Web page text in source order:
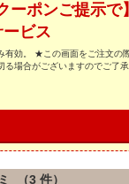
ーポンご提示で】
ービス
有効。 ★この画面をご注文の
場合がございますのでご了承
（3 件）